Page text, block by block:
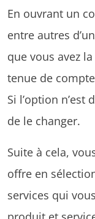
En ouvrant un
entre autres
que vous avez
tenue de
Si l’option
de le changer.
Suite à cela,
offre en
services qui